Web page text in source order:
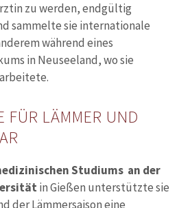
zu werden, endgültig
sammelte sie internationale
während eines
in Neuseeland, wo sie
FÜR LÄMMER UND
Studiums an der
in Gießen unterstützte sie
der Lämmersaison eine